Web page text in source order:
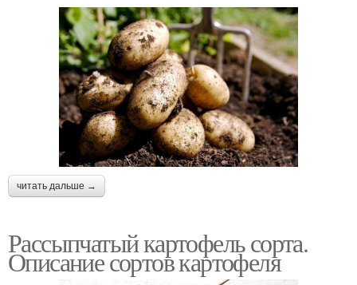
читать дальше →
Рассыпчатый картофель сорта.
Описание сортов картофеля